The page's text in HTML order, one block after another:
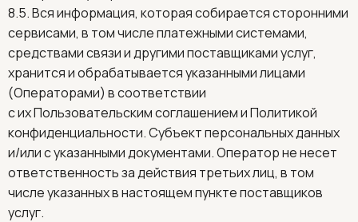
8.5. Вся информация, которая собирается сторонними
сервисами, в том числе платежными системами,
средствами связи и другими поставщиками услуг,
хранится и обрабатывается указанными лицами
(Операторами) в соответствии
с их Пользовательским соглашением и Политикой
конфиденциальности. Субъект персональных данных
и/или с указанными документами. Оператор не несет
ответственность за действия третьих лиц, в том
числе указанных в настоящем пункте поставщиков
услуг.